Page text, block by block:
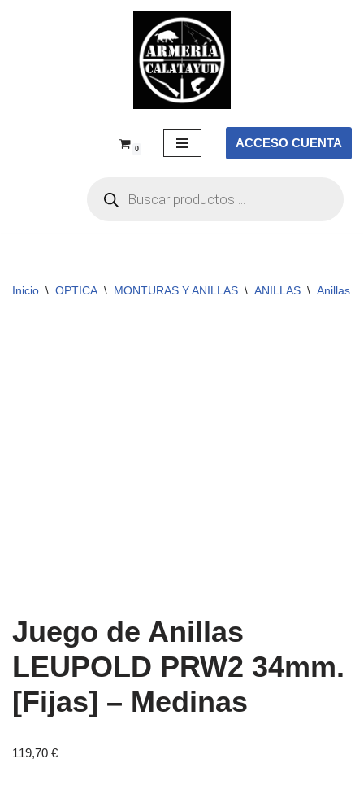
0 ACCESO CUENTA
Inicio \ OPTICA \ MONTURAS Y ANILLAS \ ANILLAS \ Anillas
Juego de Anillas
LEUPOLD PRW2 34mm.
[Fijas] – Medinas
119,70 €